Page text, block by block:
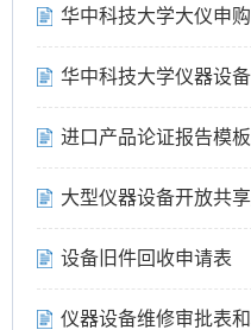
进口产品论证报告模板
设备旧件回收申请表
仪器设备维修审批表